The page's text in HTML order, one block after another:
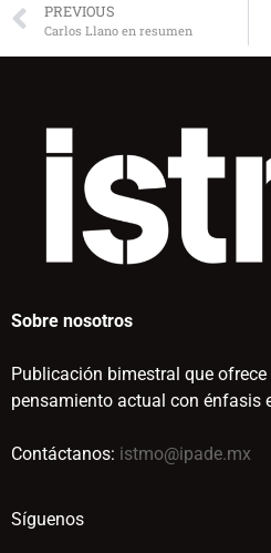
PREVIOUS
Carlos Llano en resumen
Sobre nosotros
Publicación bimestral que
pensamiento actual con énfasis
Contáctanos: istmo@ipade.mx
Síguenos